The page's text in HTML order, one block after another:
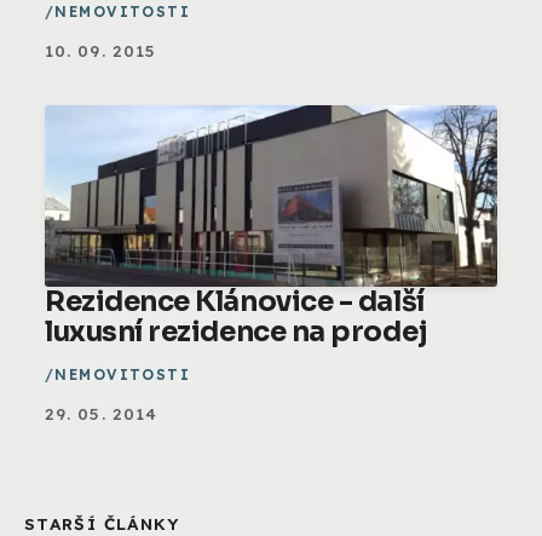
NEMOVITOSTI
10. 09. 2015
Rezidence Klánovice - další
luxusní rezidence na prodej
NEMOVITOSTI
29. 05. 2014
STARŠÍ ČLÁNKY